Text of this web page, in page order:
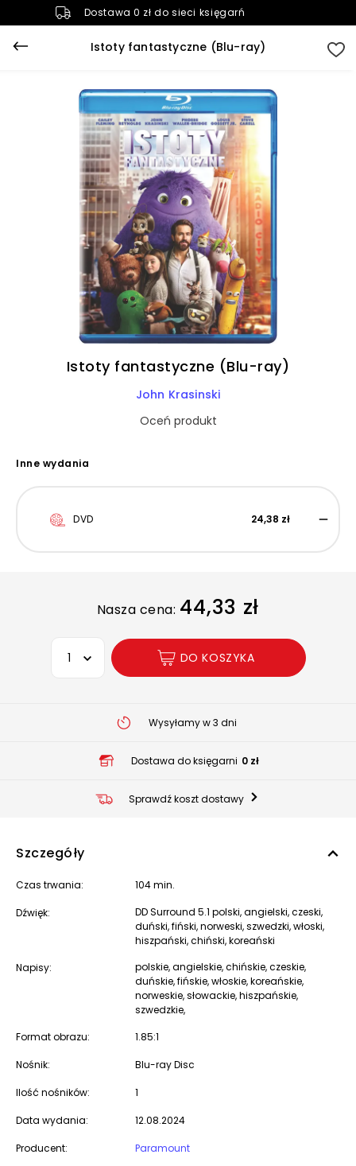
Dostawa 0 zł do sieci księgarń
Istoty fantastyczne (Blu-ray)
Istoty fantastyczne (Blu-ray)
John Krasinski
Oceń produkt
Inne wydania
DVD 24,38 zł
Nasza cena: 44,33 zł
Wybierz opcję
DO KOSZYKA
Wysyłamy w 3 dni
Dostawa do księgarni 0 zł
Sprawdź koszt dostawy
Szczegóły
Czas trwania: 104 min.
Dźwięk:
DD Surround 5.1 polski, angielski, czeski,
duński, fiński, norweski, szwedzki, włoski,
hiszpański, chiński, koreański
Napisy:
polskie, angielskie, chińskie, czeskie,
duńskie, fińskie, włoskie, koreańskie,
norweskie, słowackie, hiszpańskie,
szwedzkie,
Format obrazu:
1.85:1
Nośnik: Blu-ray Disc
Ilość nośników: 1
Data wydania: 12.08.2024
Producent:
Paramount